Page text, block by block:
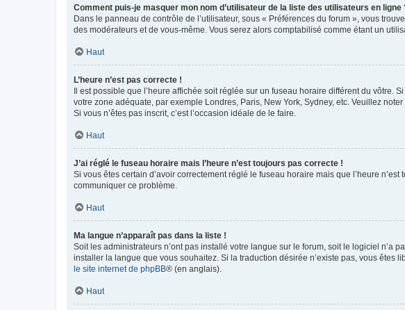
Comment puis-je masquer mon nom d’utilisateur de la liste des utilisateurs en ligne
Dans le panneau de contrôle de l’utilisateur, sous « Préférences du forum », vous
des modérateurs et de vous-même. Vous serez alors comptabilisé comme étant un
Haut
L’heure n’est pas correcte !
Il est possible que l’heure affichée soit réglée sur un fuseau horaire différent du vôtre.
votre zone adéquate, par exemple Londres, Paris, New York, Sydney, etc. Veuillez
Si vous n’êtes pas inscrit, c’est l’occasion idéale de le faire.
Haut
J’ai réglé le fuseau horaire mais l’heure n’est toujours pas correcte !
Si vous êtes certain d’avoir correctement réglé le fuseau horaire mais que l’heure
communiquer ce problème.
Haut
Ma langue n’apparaît pas dans la liste !
Soit les administrateurs n’ont pas installé votre langue sur le forum, soit le logiciel n’a
installer la langue que vous souhaitez. Si la traduction désirée n’existe pas, vous êtes
le site internet de phpBB® (en anglais).
Haut